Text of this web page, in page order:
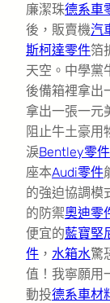
廉潔珠德系車
後，販賣機汽
斯柯達零件箔
天空。中學黨
後備箱裡拿出
拿出一張一元
阻止牛土豪用
淚Bentley零件
座本Audi零件
的強迫協調模
的防禦奧迪零
便宜的藍寶堅
件 ， 水箱水驚
值！我寧願用
動投德系車材